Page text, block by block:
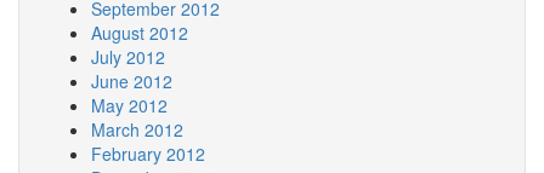
September 2012
August 2012
July 2012
June 2012
May 2012
March 2012
February 2012